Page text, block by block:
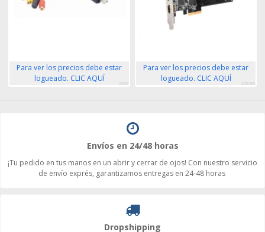
Para ver los precios debe estar
logueado. CLIC AQUÍ
5037
Para ver los precios debe estar
logueado. CLIC AQUÍ
260495
Envíos en 24/48 horas
¡Tu pedido en tus manos en un abrir y cerrar de ojos! Con nuestro servicio
de envío exprés, garantizamos entregas en 24-48 horas
Dropshipping